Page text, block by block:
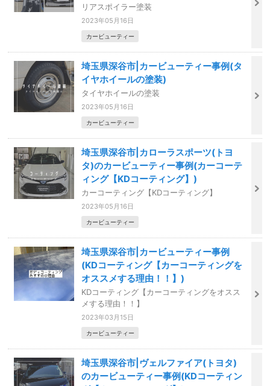
リアスポイラー塗装
2023年05月16日
カービューティー
埼玉県深谷市|カービューティー事例(タ
イヤホイールの塗装)
タイヤホイールの塗装
2023年05月16日
カービューティー
埼玉県深谷市|カローラスポーツ(トヨ
タ)のカービューティー事例(カーコーテ
ィング【KDコーティング】)
カーコーティング【KDコーティング】
2023年05月16日
カービューティー
埼玉県深谷市|カービューティー事例
(KDコーティング【カーコーティングを
オススメする理由！！】)
KDコーティング【カーコーティングをオスス
メする理由！！】
2023年03月15日
カービューティー
埼玉県深谷市|ヴェルファイア(トヨタ)
のカービューティー事例(KDコーティン